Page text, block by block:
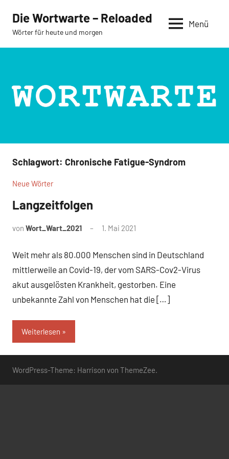
Inhalt
springen
Die Wortwarte – Reloaded
Wörter für heute und morgen
Menü
Schlagwort: Chronische Fatigue-Syndrom
Neue Wörter
Langzeitfolgen
von Wort_Wart_2021 1. Mai 2021
Weit mehr als 80.000 Menschen sind in Deutschland
mittlerweile an Covid-19, der vom SARS-Cov2-Virus
akut ausgelösten Krankheit, gestorben. Eine
unbekannte Zahl von Menschen hat die […]
Weiterlesen
WordPress-Theme: Harrison von ThemeZee.